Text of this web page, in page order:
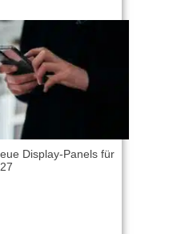
Display-Panels für